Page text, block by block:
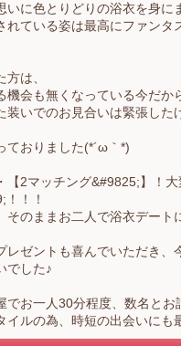
いに色とりどりの浴衣を身に
れている姿は最高にファンタ
方は、
機会も無くなっている今だか
装いでのお見合いは緊張した
ておりました(*´ω｀*)
【2マッチング&#9825;】！
！！
そのままお二人で浴衣デート
レゼントも喜んでいただき、
でした♪
でお一人30分程度、数名とお
イルの為、時短の出会いに